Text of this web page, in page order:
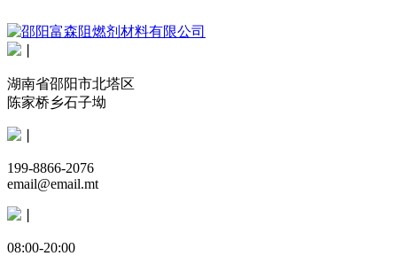
湖南省邵阳市北塔区
陈家桥乡石子坳
199-8866-2076
email@email.mt
08:00-20:00